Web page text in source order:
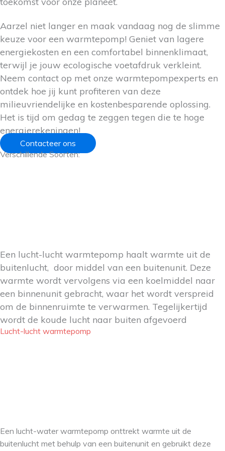
Aarzel niet langer en maak vandaag nog de slimme
keuze voor een warmtepomp! Geniet van lagere
energiekosten en een comfortabel binnenklimaat,
terwijl je jouw ecologische voetafdruk verkleint.
Neem contact op met onze warmtepompexperts en
ontdek hoe jij kunt profiteren van deze
milieuvriendelijke en kostenbesparende oplossing.
Het is tijd om gedag te zeggen tegen die te hoge
energierekeningen!
Contacteer ons
Verschillende Soorten:
Een lucht-lucht warmtepomp haalt warmte uit de
buitenlucht, door middel van een buitenunit. Deze
warmte wordt vervolgens via een koelmiddel naar
een binnenunit gebracht, waar het wordt verspreid
om de binnenruimte te verwarmen. Tegelijkertijd
wordt de koude lucht naar buiten afgevoerd
Lucht-lucht warmtepomp
Een lucht-water warmtepomp onttrekt warmte uit de
buitenlucht met behulp van een buitenunit en gebruikt deze